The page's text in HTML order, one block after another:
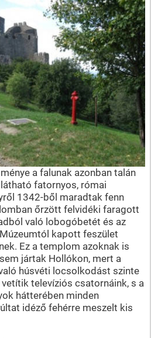
a falunak azonban talán
fatornyos, római
1342-ből maradtak fenn
őrzött felvidéki faragott
való lobogóbetét és az
kapott feszület
Ez a templom azoknak is
jártak Hollókon, mert a
húsvéti locsolkodást szinte
televíziós csatornáink, s a
hátterében minden
idéző fehérre meszelt kis